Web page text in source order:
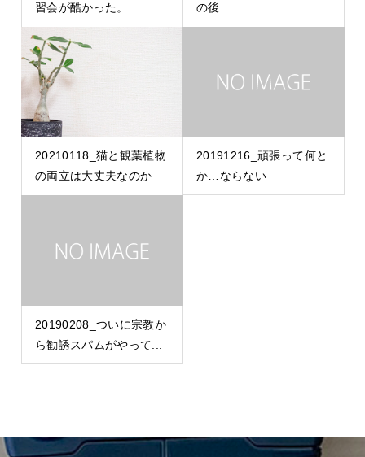
習会が酷かった。
の後
20210118_猫と観葉植物
の両立は大丈夫なのか
20191216_頑張って何と
か…ならない
20190208_ついに宗教か
ら勧誘スパムがやって...